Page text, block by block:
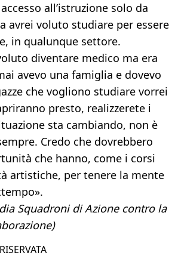
all’istruzione solo da
avrei voluto studiare per essere
in qualunque settore.
diventare medico ma era
avevo una famiglia e dovevo
che vogliono studiare vorrei
presto, realizzerete i
sta cambiando, non è
Credo che dovrebbero
che hanno, come i corsi
artistiche, per tenere la mente
Squadroni di Azione contro la